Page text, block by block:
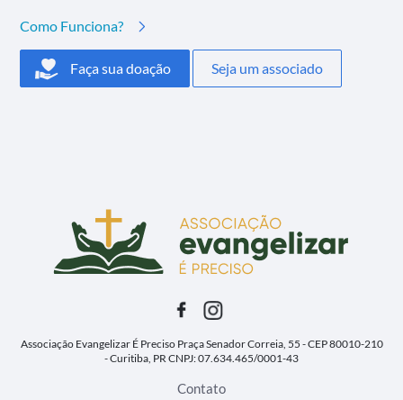
Como Funciona?
Faça sua doação Seja um associado
Associação Evangelizar É PrecisoPraça Senador Correia, 55 - CEP 80010-210
- Curitiba, PRCNPJ: 07.634.465/0001-43
Contato